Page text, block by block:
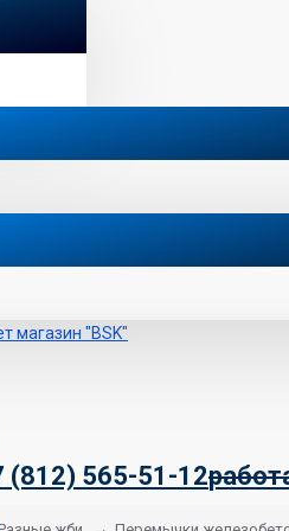
(812) 565-51-12